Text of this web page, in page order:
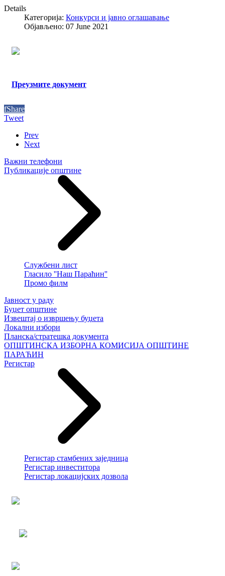
Details
Категорија: Конкурси и јавно оглашавање
Објављено: 07 June 2021
Преузмите документ
fShare
Tweet
Prev
Next
Важни телефони
Публикације општине
Службени лист
Гласило ''Наш Параћин''
Промо филм
Јавност у раду
Буџет општине
Извештај о извршењу буџета
Локални избори
Планска/стратешка документа
ОПШТИНСКА ИЗБОРНА КОМИСИЈА ОПШТИНЕ
ПАРАЋИН
Регистар
Регистар стамбених заједница
Регистар инвеститора
Регистар локацијских дозвола